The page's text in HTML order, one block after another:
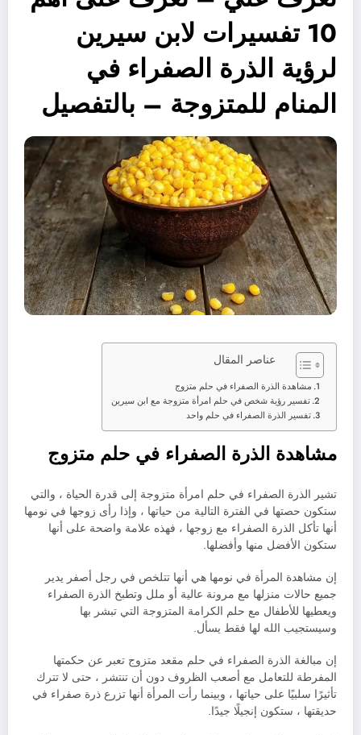
10 تفسيرات لابن سيرين
لرؤية الذرة الصفراء في
المنام للمتزوجة – بالتفصيل
عناصر المقال
مشاهدة الذرة الصفراء في حلم متزوج
تفسير رؤية شخص في حلم امرأة متزوجة مع ابن سيرين
تفسير الذرة الصفراء في حلم واحد
مشاهدة الذرة الصفراء في حلم متزوج
تشير الذرة الصفراء في حلم امرأة متزوجة إلى قدرة الحياة ، والتي
ستكون حصتها في الفترة التالية من حياتها ، وإذا رأى زوجها في نومها
أنها تأكل الذرة الصفراء مع زوجها ، فهذه علامة واضحة على أنها
ستكون الأفضل منها وأفضلها.
إن مشاهدة المرأة في نومها هي أنها تتلخص في رجل أصفر يدير
جميع حالات منزلها مع مرونة عالية أو ملل وتطبخ الذرة الصفراء
ويعطيها للأطفال مع حلم الكرامة المتزوجة التي تبشر بها
وسيستجيب الله لها فقط يسأل.
إن مبالغة الذرة الصفراء في حلم مقعد متزوج تعبر عن حكمتها
المفرطة للتعامل مع أصعب الظروف دون أن تنتشر ، حتى لا تترك
تأثيرًا سلبيًا على حياتها ، وبينما رأت المرأة أنها تزرع ذرة صفراء في
حديقتها ، ستكون إنجيلًا جيدًا.